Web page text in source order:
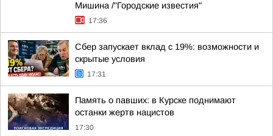
Мишина /"Городские известия"
17:36
Сбер запускает вклад с 19%: возможности и
скрытые условия
17:31
Память о павших: в Курске поднимают
останки жертв нацистов
17:30